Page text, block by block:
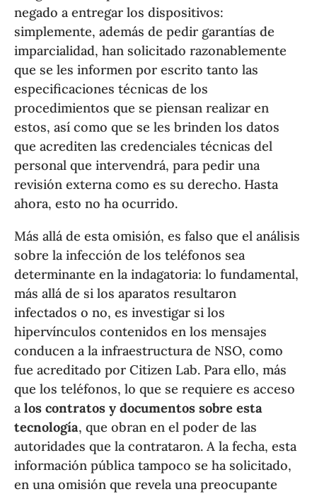
negado a entregar los dispositivos:
simplemente, además de pedir garantías de
imparcialidad, han solicitado razonablemente
que se les informen por escrito tanto las
especificaciones técnicas de los
procedimientos que se piensan realizar en
estos, así como que se les brinden los datos
que acrediten las credenciales técnicas del
personal que intervendrá, para pedir una
revisión externa como es su derecho. Hasta
ahora, esto no ha ocurrido.
Más allá de esta omisión, es falso que el análisis
sobre la infección de los teléfonos sea
determinante en la indagatoria: lo fundamental,
más allá de si los aparatos resultaron
infectados o no, es investigar si los
hipervínculos contenidos en los mensajes
conducen a la infraestructura de NSO, como
fue acreditado por Citizen Lab. Para ello, más
que los teléfonos, lo que se requiere es acceso
alos contratos y documentos sobre esta
tecnología, que obran en el poder de las
autoridades que la contrataron. A la fecha, esta
información pública tampoco se ha solicitado,
en una omisión que revela una preocupante